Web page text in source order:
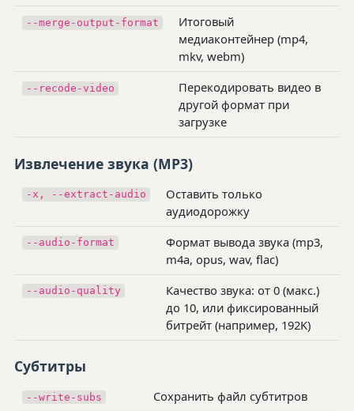
--merge-output-format
Итоговый
медиаконтейнер (mp4,
mkv, webm)
--recode-video
Перекодировать видео в
другой формат при
загрузке
Извлечение звука (MP3)
-x, --extract-audio
Оставить только
аудиодорожку
--audio-format
Формат вывода звука (mp3,
m4a, opus, wav, flac)
--audio-quality
Качество звука: от 0 (макс.)
до 10, или фиксированный
битрейт (например, 192K)
Субтитры
--write-subs Сохранить файл субтитров